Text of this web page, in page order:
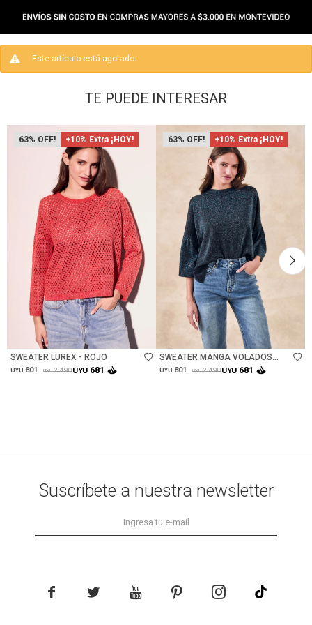
Este artículo está agotado.
TE PUEDE INTERESAR
63 +10% Extra ¡HOY!
Talle
SWEATER LUREX - ROJO
UYU 801 UYU 2.490UYU 681
63 +10% Extra ¡HOY!
Talle
SWEATER MANGA VOLADOS
LUREX - NEGRO
UYU 801 UYU 2.490UYU 681
Suscríbete a nuestra newsletter
    